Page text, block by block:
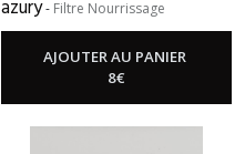
azury- Filtre Nourrissage
AJOUTER AU PANIER
8€